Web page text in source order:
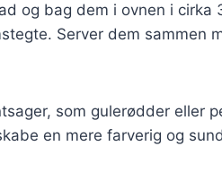
og bag dem i ovnen i cirka
Server dem sammen
som gulerødder eller
en mere farverig og